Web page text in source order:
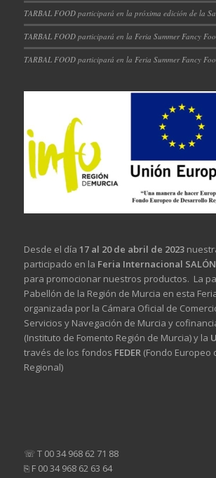
TARBAL FOOD participará en la próxima edición de la
TARBAL FOOD participará en la Feria Summer Fancy
TARBAL FOOD participará en la Feria Summer Fancy
Desde el día 17 al 20 de abril de 2023
participado en la Feria Internacional SALÓN
para promocionar nuestros productos. La
Pabellón de la Región de Murcia en esta
organizada por la Cámara Oficial de
Servicios y Navegación de Murcia y
(Instituto de Fomento Región de Murcia) y la
través de los fondos FEDER(Fondo Europeo
Regional)
☏ T 00 34 968 62 71 88
⎘ F 00 34 968 62 63 64